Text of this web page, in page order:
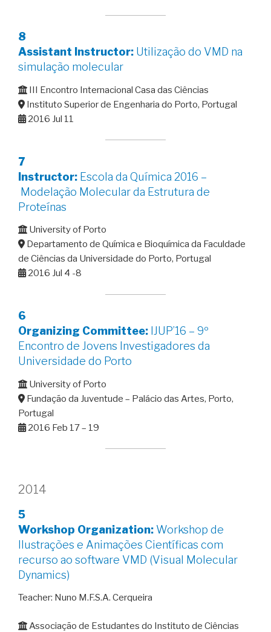
8
Assistant Instructor: Utilização do VMD na
simulação molecular
III Encontro Internacional Casa das Ciências
Instituto Superior de Engenharia do Porto, Portugal
2016 Jul 11
7
Instructor: Escola da Química 2016 –
Modelação Molecular da Estrutura de
Proteínas
University of Porto
Departamento de Química e Bioquímica da Faculdade
de Ciências da Universidade do Porto, Portugal
2016 Jul 4 -8
6
Organizing Committee: IJUP’16 – 9º
Encontro de Jovens Investigadores da
Universidade do Porto
University of Porto
Fundação da Juventude – Palácio das Artes, Porto,
Portugal
2016 Feb 17 – 19
2014
5
Workshop Organization: Workshop de
Ilustrações e Animações Científicas com
recurso ao software VMD (Visual Molecular
Dynamics)
Teacher: Nuno M.F.S.A. Cerqueira
Associação de Estudantes do Instituto de Ciências